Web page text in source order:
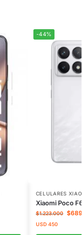
-44%
CELULARES
Xiaomi Poco
$1.223.000 $
USD450